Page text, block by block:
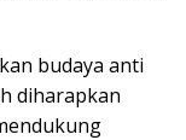
budaya anti
diharapkan